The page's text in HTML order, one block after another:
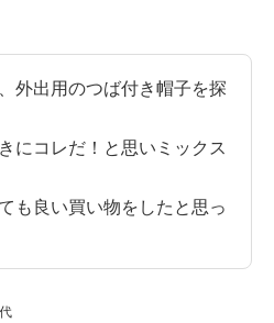
外出用のつば付き帽子を探
にコレだ！と思いミックス
も良い買い物をしたと思っ